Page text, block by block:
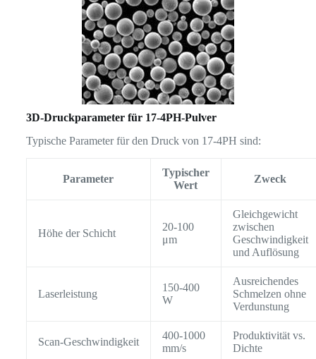
3D-Druckparameter für 17-4PH-Pulver
Typische Parameter für den Druck von 17-4PH sind:
Parameter
Typischer
Wert
Zweck
Höhe der Schicht
20-100
μm
Gleichgewicht
zwischen
Geschwindigkeit
und Auflösung
Laserleistung
150-400
W
Ausreichendes
Schmelzen ohne
Verdunstung
Scan-Geschwindigkeit
400-1000
mm/s
Produktivität vs.
Dichte